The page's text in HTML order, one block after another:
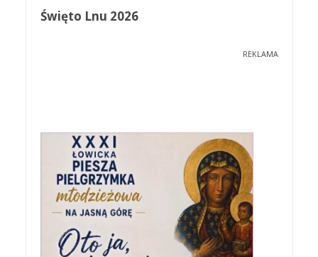
Święto Lnu 2026
REKLAMA